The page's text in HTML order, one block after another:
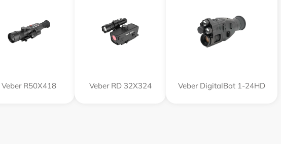
Veber R50X418 Veber RD 32X324 Veber DigitalBat 1-24HD